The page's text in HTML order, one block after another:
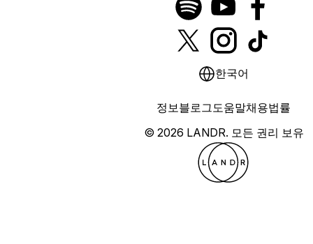
한국어
© 2026 LANDR. 모든 권리 보유
정보블로그도움말채용법률